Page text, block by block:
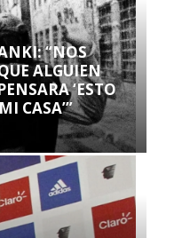
“NOS
ALGUIEN
‘ESTO
CASA’”